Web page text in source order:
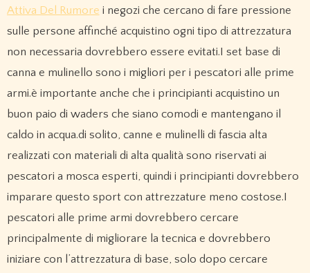
Attiva Del Rumore i negozi che cercano di fare pressione
sulle persone affinché acquistino ogni tipo di attrezzatura
non necessaria dovrebbero essere evitati.I set base di
canna e mulinello sono i migliori per i pescatori alle prime
armi.è importante anche che i principianti acquistino un
buon paio di waders che siano comodi e mantengano il
caldo in acqua.di solito, canne e mulinelli di fascia alta
realizzati con materiali di alta qualità sono riservati ai
pescatori a mosca esperti, quindi i principianti dovrebbero
imparare questo sport con attrezzature meno costose.I
pescatori alle prime armi dovrebbero cercare
principalmente di migliorare la tecnica e dovrebbero
iniziare con l’attrezzatura di base, solo dopo cercare